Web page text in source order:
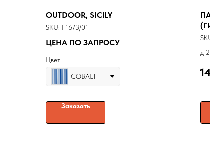
OUTDOOR, SICILY
SKU: F1673/01
ЦЕНА ПО ЗАПРОСУ
Цвет
COBALT
Заказать
д